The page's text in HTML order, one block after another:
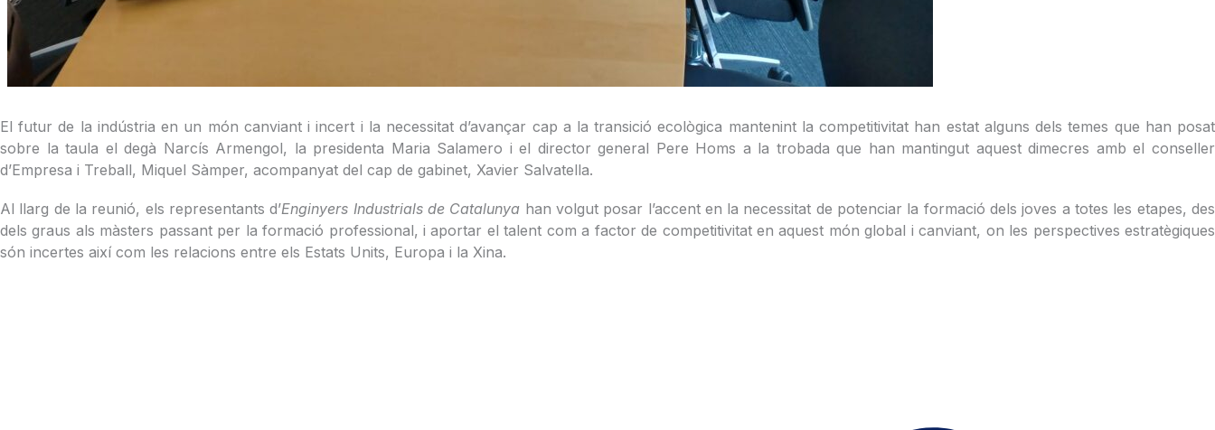
El futur de la indústria en un món canviant i incert i la necessitat d’avançar cap a la transició ecològica mantenint la competitivitat han estat alguns dels temes que han posat
sobre la taula el degà Narcís Armengol, la presidenta Maria Salamero i el director general Pere Homs a la trobada que han mantingut aquest dimecres amb el conseller
d’Empresa i Treball, Miquel Sàmper, acompanyat del cap de gabinet, Xavier Salvatella.
Al llarg de la reunió, els representants d’Enginyers Industrials de Catalunya han volgut posar l’accent en la necessitat de potenciar la formació dels joves a totes les etapes, des
dels graus als màsters passant per la formació professional, i aportar el talent com a factor de competitivitat en aquest món global i canviant, on les perspectives estratègiques
són incertes així com les relacions entre els Estats Units, Europa i la Xina.